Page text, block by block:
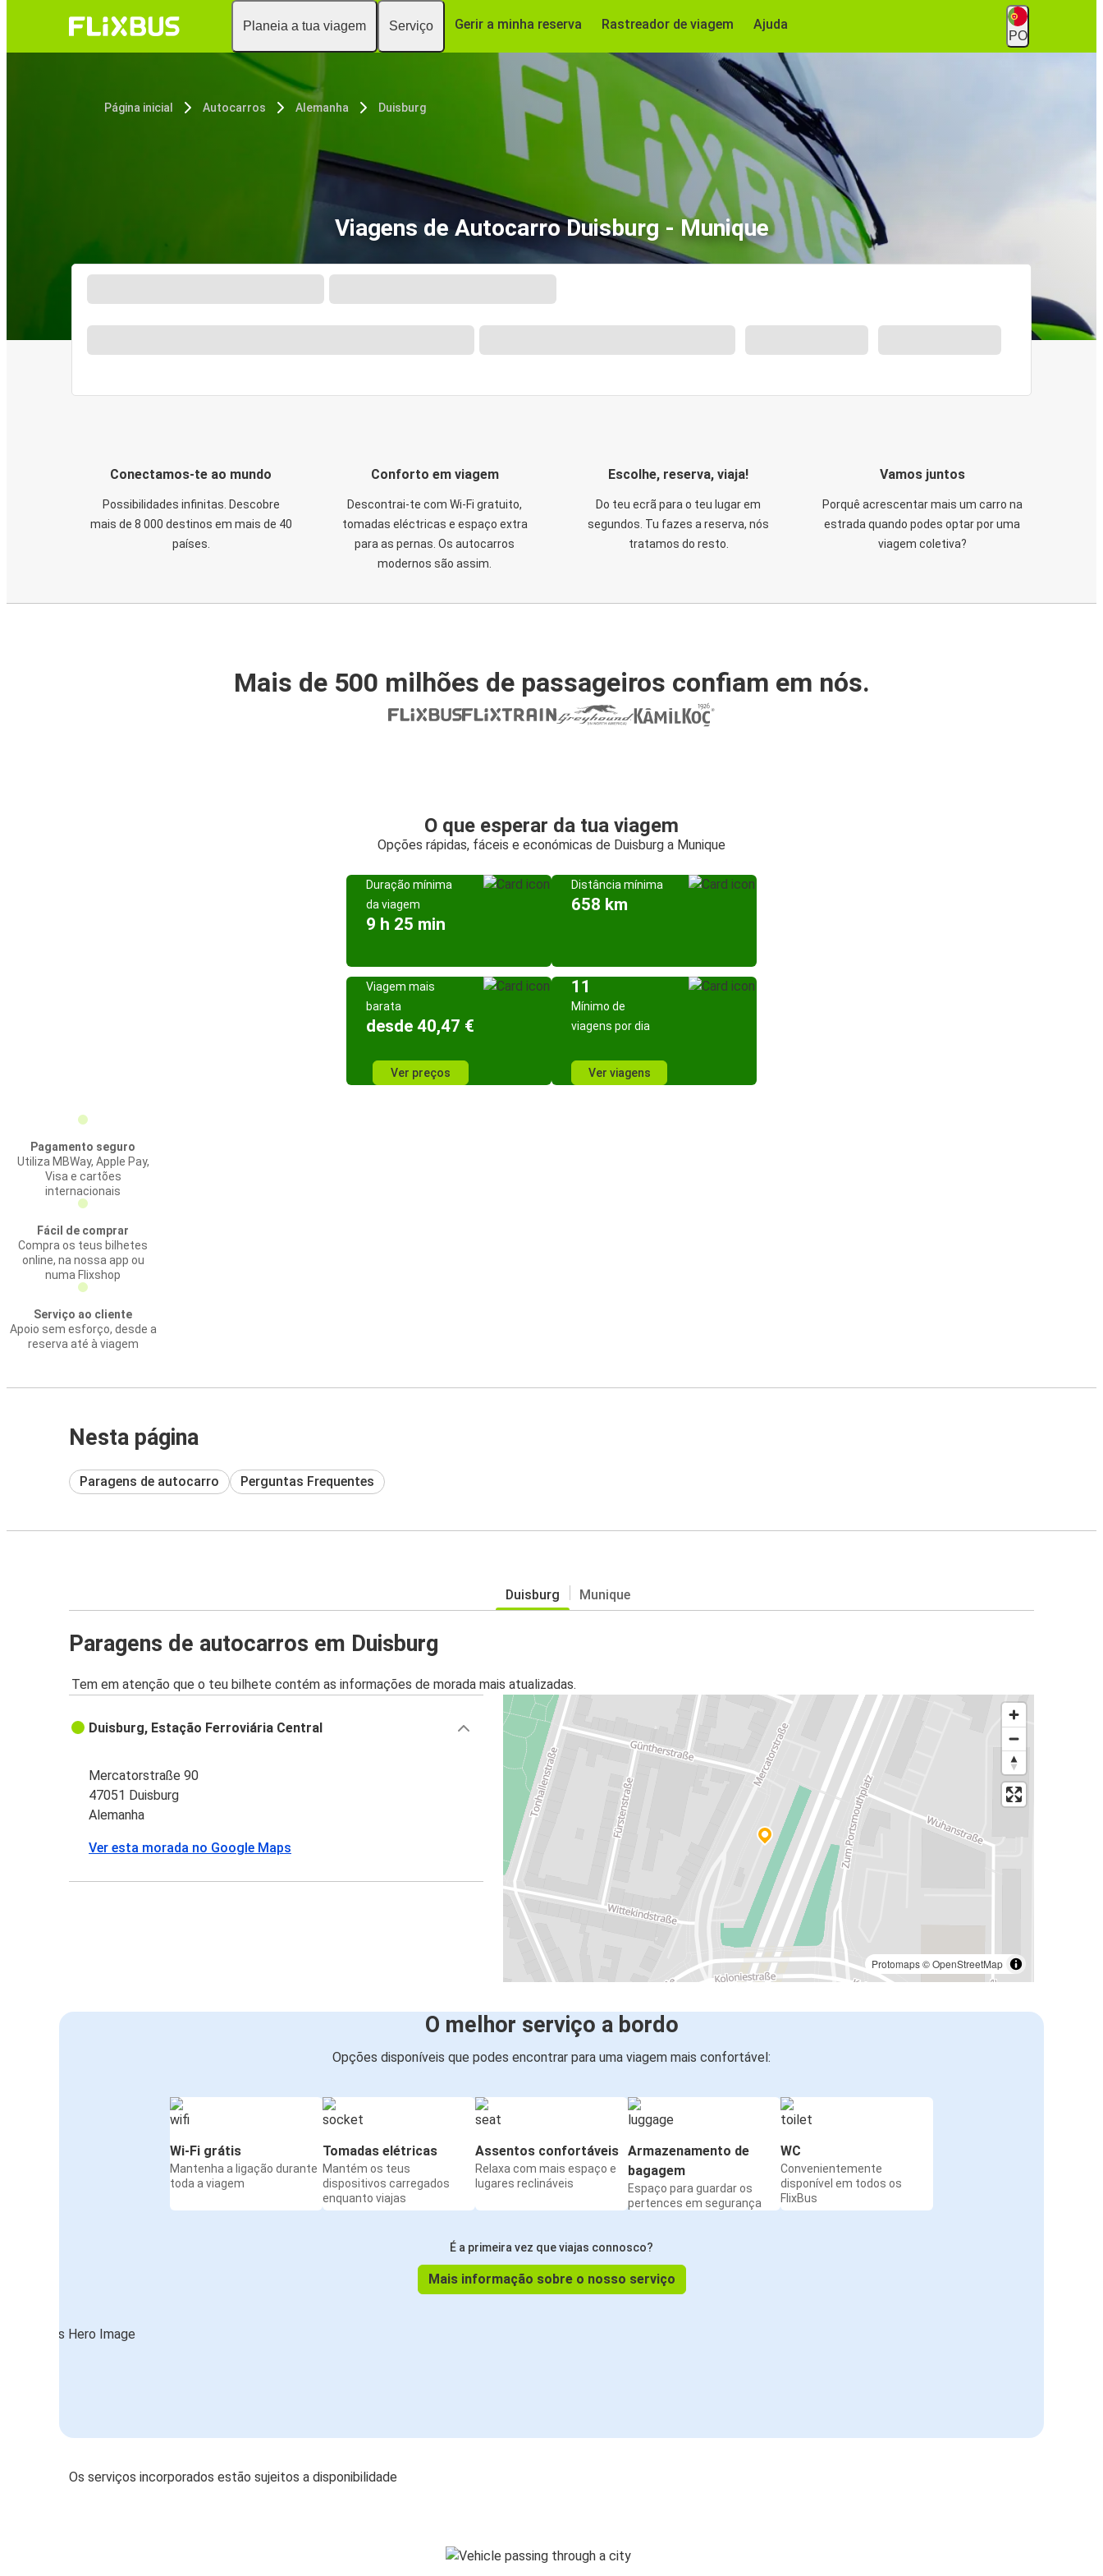
Planeia a tua viagem Serviço Gerir a minha reserva Rastreador de viagem Ajuda
PO
Página inicial Autocarros Alemanha Duisburg
Viagens de Autocarro Duisburg - Munique
Conectamos-te ao mundo
Possibilidades infinitas. Descobre
mais de 8 000 destinos em mais de 40
países.
Conforto em viagem
Descontrai-te com Wi-Fi gratuito,
tomadas eléctricas e espaço extra
para as pernas. Os autocarros
modernos são assim.
Escolhe, reserva, viaja!
Do teu ecrã para o teu lugar em
segundos. Tu fazes a reserva, nós
tratamos do resto.
Vamos juntos
Porquê acrescentar mais um carro na
estrada quando podes optar por uma
viagem coletiva?
Mais de 500 milhões de passageiros confiam em nós.
O que esperar da tua viagem
Opções rápidas, fáceis e económicas de Duisburg a Munique
Duração mínima
da viagem
9 h 25 min
Distância mínima
658 km
Viagem mais
barata
desde 40,47 €
Ver preços
11
Mínimo de
viagens por dia
Ver viagens
Pagamento seguro
Utiliza MBWay, Apple Pay,
Visa e cartões
internacionais
Fácil de comprar
Compra os teus bilhetes
online, na nossa app ou
numa Flixshop
Serviço ao cliente
Apoio sem esforço, desde a
reserva até à viagem
Nesta página
Paragens de autocarro Perguntas Frequentes
Duisburg Munique
Paragens de autocarros em Duisburg
Tem em atenção que o teu bilhete contém as informações de morada mais atualizadas.
Protomaps©OpenStreetMap
Duisburg, Estação Ferroviária Central
Mercatorstraße 90
47051 Duisburg
Alemanha
Ver esta morada no Google Maps
O melhor serviço a bordo
Opções disponíveis que podes encontrar para uma viagem mais confortável:
Wi-Fi grátis
Mantenha a ligação durante
toda a viagem
Tomadas elétricas
Mantém os teus
dispositivos carregados
enquanto viajas
Assentos confortáveis
Relaxa com mais espaço e
lugares reclináveis
Armazenamento de
bagagem
Espaço para guardar os
pertences em segurança
WC
Convenientemente
disponível em todos os
FlixBus
É a primeira vez que viajas connosco?
Mais informação sobre o nosso serviço
Os serviços incorporados estão sujeitos a disponibilidade